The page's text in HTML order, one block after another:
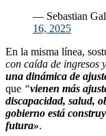
— Sebastian
16, 2025
En la misma línea,
con caída de ingresos
una dinámica de
que “vienen más
discapacidad, salud,
gobierno está
futura».